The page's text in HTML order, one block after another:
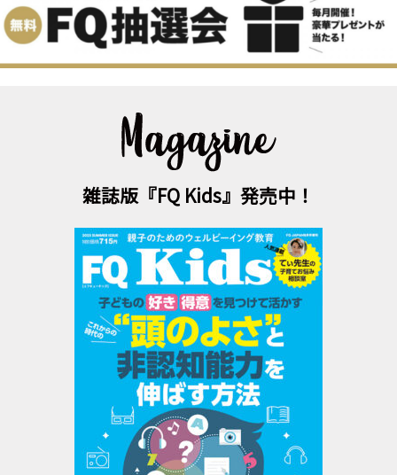
雑誌版『FQ Kids』発売中！